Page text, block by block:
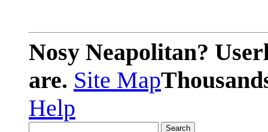
Nosy Neapolitan?
are. Site Map
Help